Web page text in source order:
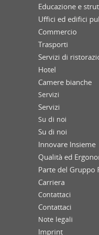
Educazione e
Uffici ed edifici
Commercio
Trasporti
Servizi di
Hotel
Camere bianche
Servizi
Servizi
Su di noi
Su di noi
Innovare Insieme
Qualità ed
Parte del Gruppo
Carriera
Contattaci
Contattaci
Note legali
Imprint